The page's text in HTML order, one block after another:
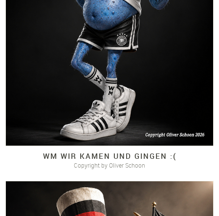
WM WIR KAMEN UND GINGEN :(
Copyright by Oliver Schoon